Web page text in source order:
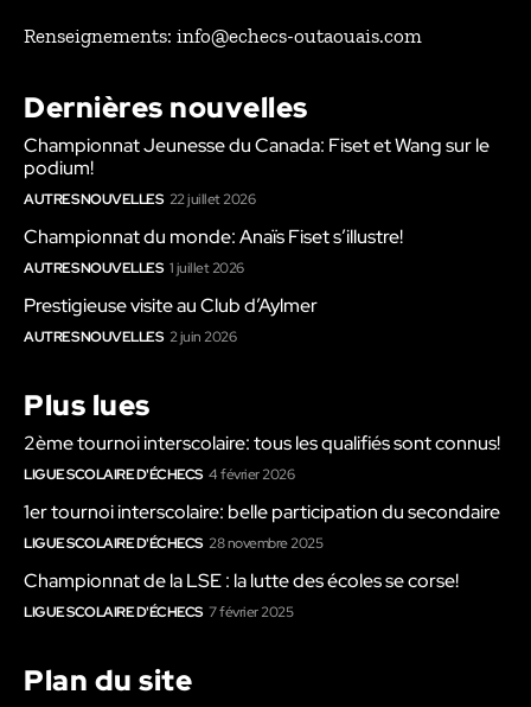
Renseignements: info@echecs-outaouais.com
Dernières nouvelles
Championnat Jeunesse du Canada: Fiset et Wang sur le
podium!
AUTRES NOUVELLES 22 juillet 2026
Championnat du monde: Anaïs Fiset s’illustre!
AUTRES NOUVELLES 1 juillet 2026
Prestigieuse visite au Club d’Aylmer
AUTRES NOUVELLES 2 juin 2026
Plus lues
2ème tournoi interscolaire: tous les qualifiés sont connus!
LIGUE SCOLAIRE D'ÉCHECS 4 février 2026
1er tournoi interscolaire: belle participation du secondaire
LIGUE SCOLAIRE D'ÉCHECS 28 novembre 2025
Championnat de la LSE : la lutte des écoles se corse!
LIGUE SCOLAIRE D'ÉCHECS 7 février 2025
Plan du site